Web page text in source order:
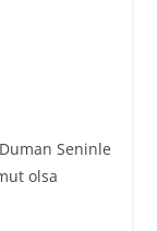
Seninle
olsa